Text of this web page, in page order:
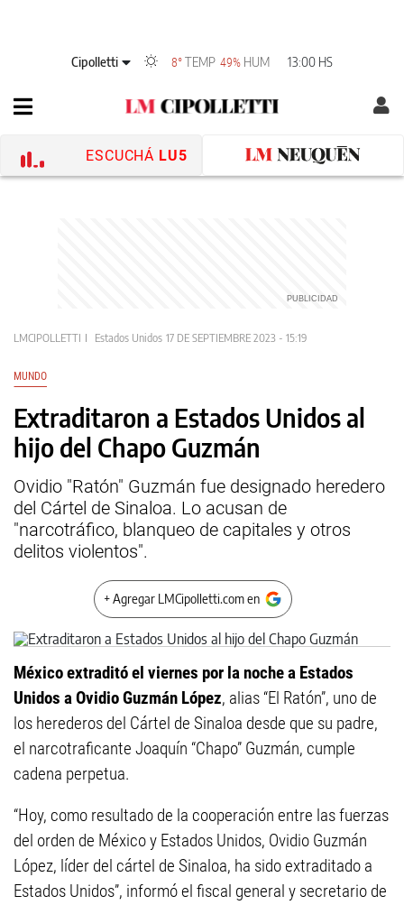
Cipolletti 8°TEMP 49% HUM 13:00 HS
ESCUCHÁ LU5
LMCIPOLLETTI Estados Unidos 17 DE SEPTIEMBRE 2023 - 15:19
MUNDO
Extraditaron a Estados Unidos al
hijo del Chapo Guzmán
Ovidio "Ratón" Guzmán fue designado heredero
del Cártel de Sinaloa. Lo acusan de
"narcotráfico, blanqueo de capitales y otros
delitos violentos".
+ Agregar LMCipolletti.com en
México extraditó el viernes por la noche a Estados
Unidos a Ovidio Guzmán López, alias “El Ratón”, uno de
los herederos del Cártel de Sinaloa desde que su padre,
el narcotraficante Joaquín “Chapo” Guzmán, cumple
cadena perpetua.
“Hoy, como resultado de la cooperación entre las fuerzas
del orden de México y Estados Unidos, Ovidio Guzmán
López, líder del cártel de Sinaloa, ha sido extraditado a
Estados Unidos”, informó el fiscal general y secretario de